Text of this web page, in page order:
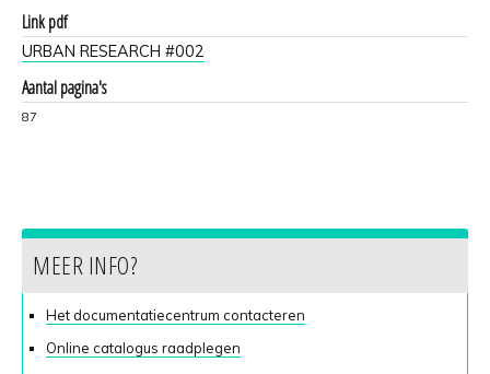
Link pdf
URBAN RESEARCH #002
Aantal pagina's
87
MEER INFO?
Het documentatiecentrum contacteren
Online catalogus raadplegen